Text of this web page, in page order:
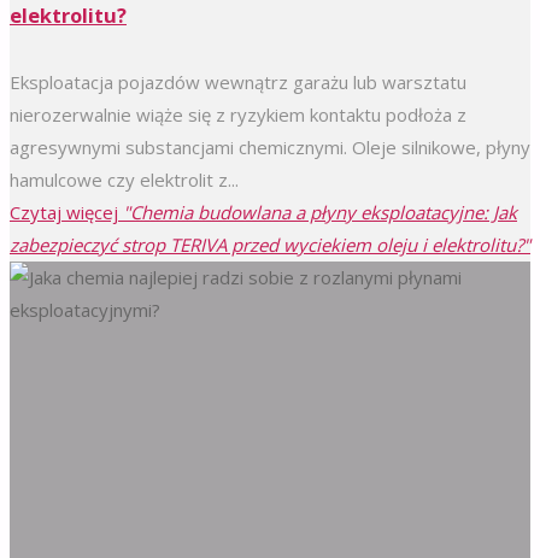
elektrolitu?
Eksploatacja pojazdów wewnątrz garażu lub warsztatu
nierozerwalnie wiąże się z ryzykiem kontaktu podłoża z
agresywnymi substancjami chemicznymi. Oleje silnikowe, płyny
hamulcowe czy elektrolit z...
Czytaj więcej "Chemia budowlana a płyny eksploatacyjne: Jak
zabezpieczyć strop TERIVA przed wyciekiem oleju i elektrolitu?"